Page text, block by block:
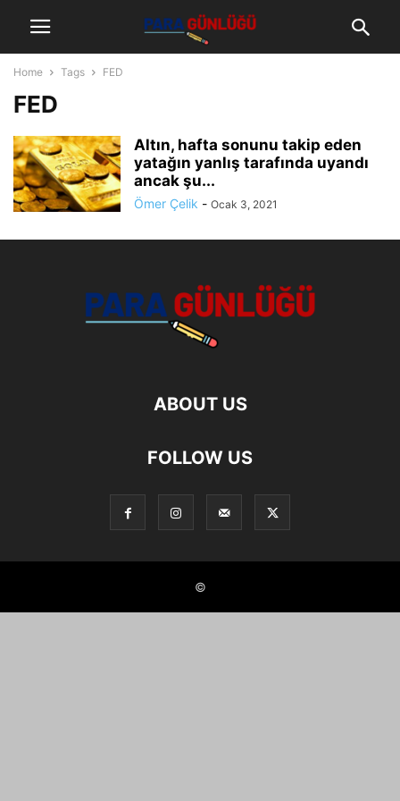
Home Tags FED
FED
Altın, hafta sonunu takip eden
yatağın yanlış tarafında uyandı
ancak şu...
Ömer Çelik - Ocak 3, 2021
ABOUT US
FOLLOW US
©